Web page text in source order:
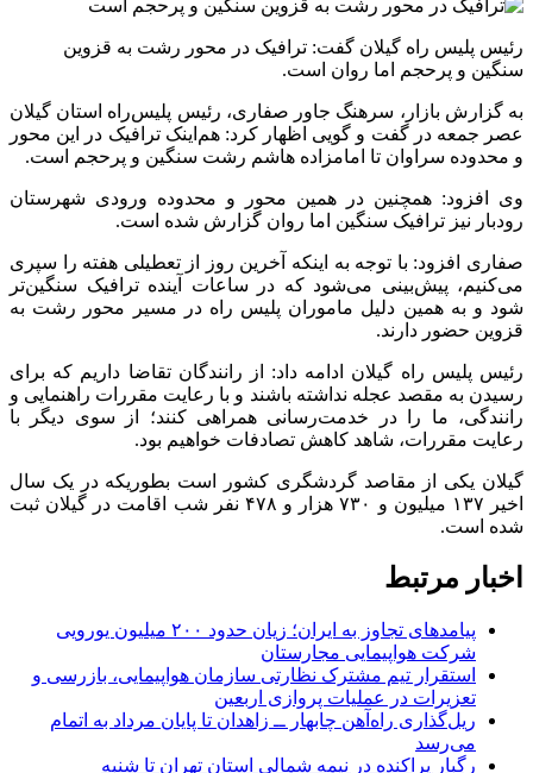
رئیس پلیس راه گیلان گفت: ترافیک در محور رشت به قزوین
سنگین و پرحجم اما روان است.
به گزارش بازار، سرهنگ جاور صفاری، رئیس پلیس‌راه استان گیلان
عصر جمعه در گفت‌ و گویی اظهار کرد: هم‌اینک ترافیک در این محور
و محدوده سراوان تا امامزاده هاشم رشت سنگین و پرحجم است.
وی افزود: همچنین در همین محور و محدوده ورودی شهرستان
رودبار نیز ترافیک سنگین اما روان گزارش شده است.
صفاری افزود: با توجه به اینکه آخرین روز از تعطیلی هفته را سپری
می‌کنیم، پیش‌بینی می‌شود که در ساعات آینده ترافیک سنگین‌تر
شود و به همین دلیل ماموران پلیس راه در مسیر محور رشت به
قزوین حضور دارند.
رئیس پلیس راه گیلان ادامه داد: از رانندگان تقاضا داریم که برای
رسیدن به مقصد عجله نداشته باشند و با رعایت مقررات راهنمایی و
رانندگی، ما را در خدمت‌رسانی همراهی کنند؛ از سوی دیگر با
رعایت مقررات، شاهد کاهش تصادفات خواهیم بود.
گیلان یکی از مقاصد گردشگری کشور است بطوریکه در یک سال
اخیر ۱۳۷ میلیون و ۷۳۰ هزار و ۴۷۸ نفر شب اقامت در گیلان ثبت
شده است.
اخبار مرتبط
پیامدهای تجاوز به ایران؛ زیان حدود ۲۰۰ میلیون یورویی
شرکت هواپیمایی مجارستان
استقرار تیم مشترک نظارتی سازمان هواپیمایی، بازرسی و
تعزیرات در عملیات پروازی اربعین
ریل‌گذاری راه‌آهن چابهار ــ زاهدان تا پایان مرداد به اتمام
می‌رسد
رگبار پراکنده در نیمه شمالی استان تهران تا شنبه